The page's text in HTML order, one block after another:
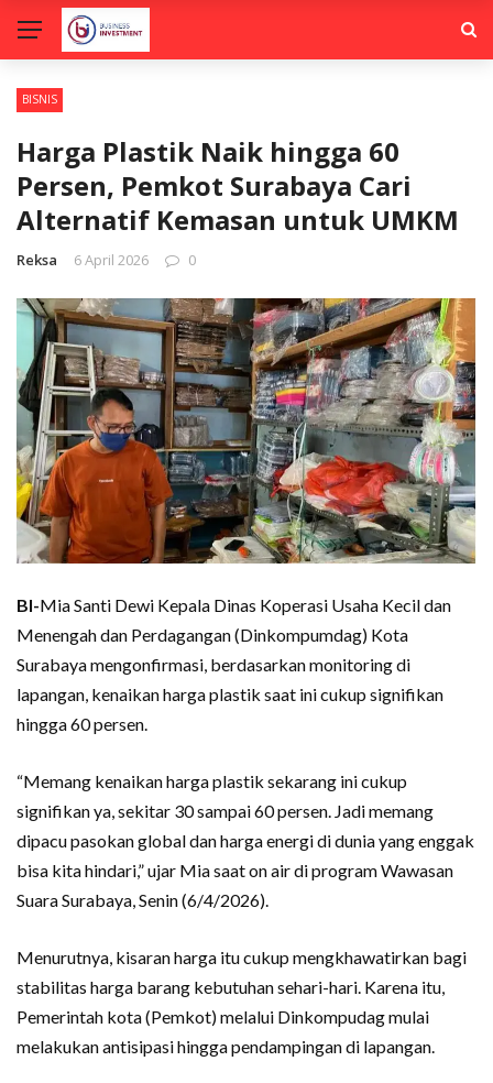
BISNIS
Harga Plastik Naik hingga 60
Persen, Pemkot Surabaya Cari
Alternatif Kemasan untuk UMKM
Reksa 6 April 2026 0
BI-Mia Santi Dewi Kepala Dinas Koperasi Usaha Kecil dan
Menengah dan Perdagangan (Dinkompumdag) Kota
Surabaya mengonfirmasi, berdasarkan monitoring di
lapangan, kenaikan harga plastik saat ini cukup signifikan
hingga 60 persen.
“Memang kenaikan harga plastik sekarang ini cukup
signifikan ya, sekitar 30 sampai 60 persen. Jadi memang
dipacu pasokan global dan harga energi di dunia yang enggak
bisa kita hindari,” ujar Mia saat on air di program Wawasan
Suara Surabaya, Senin (6/4/2026).
Menurutnya, kisaran harga itu cukup mengkhawatirkan bagi
stabilitas harga barang kebutuhan sehari-hari. Karena itu,
Pemerintah kota (Pemkot) melalui Dinkompudag mulai
melakukan antisipasi hingga pendampingan di lapangan.